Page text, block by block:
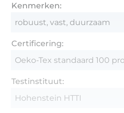
Kenmerken:
robuust, vast, duurzaam
Certificering:
Oeko-Tex standaard 100
Testinstituut:
Hohenstein HTTI